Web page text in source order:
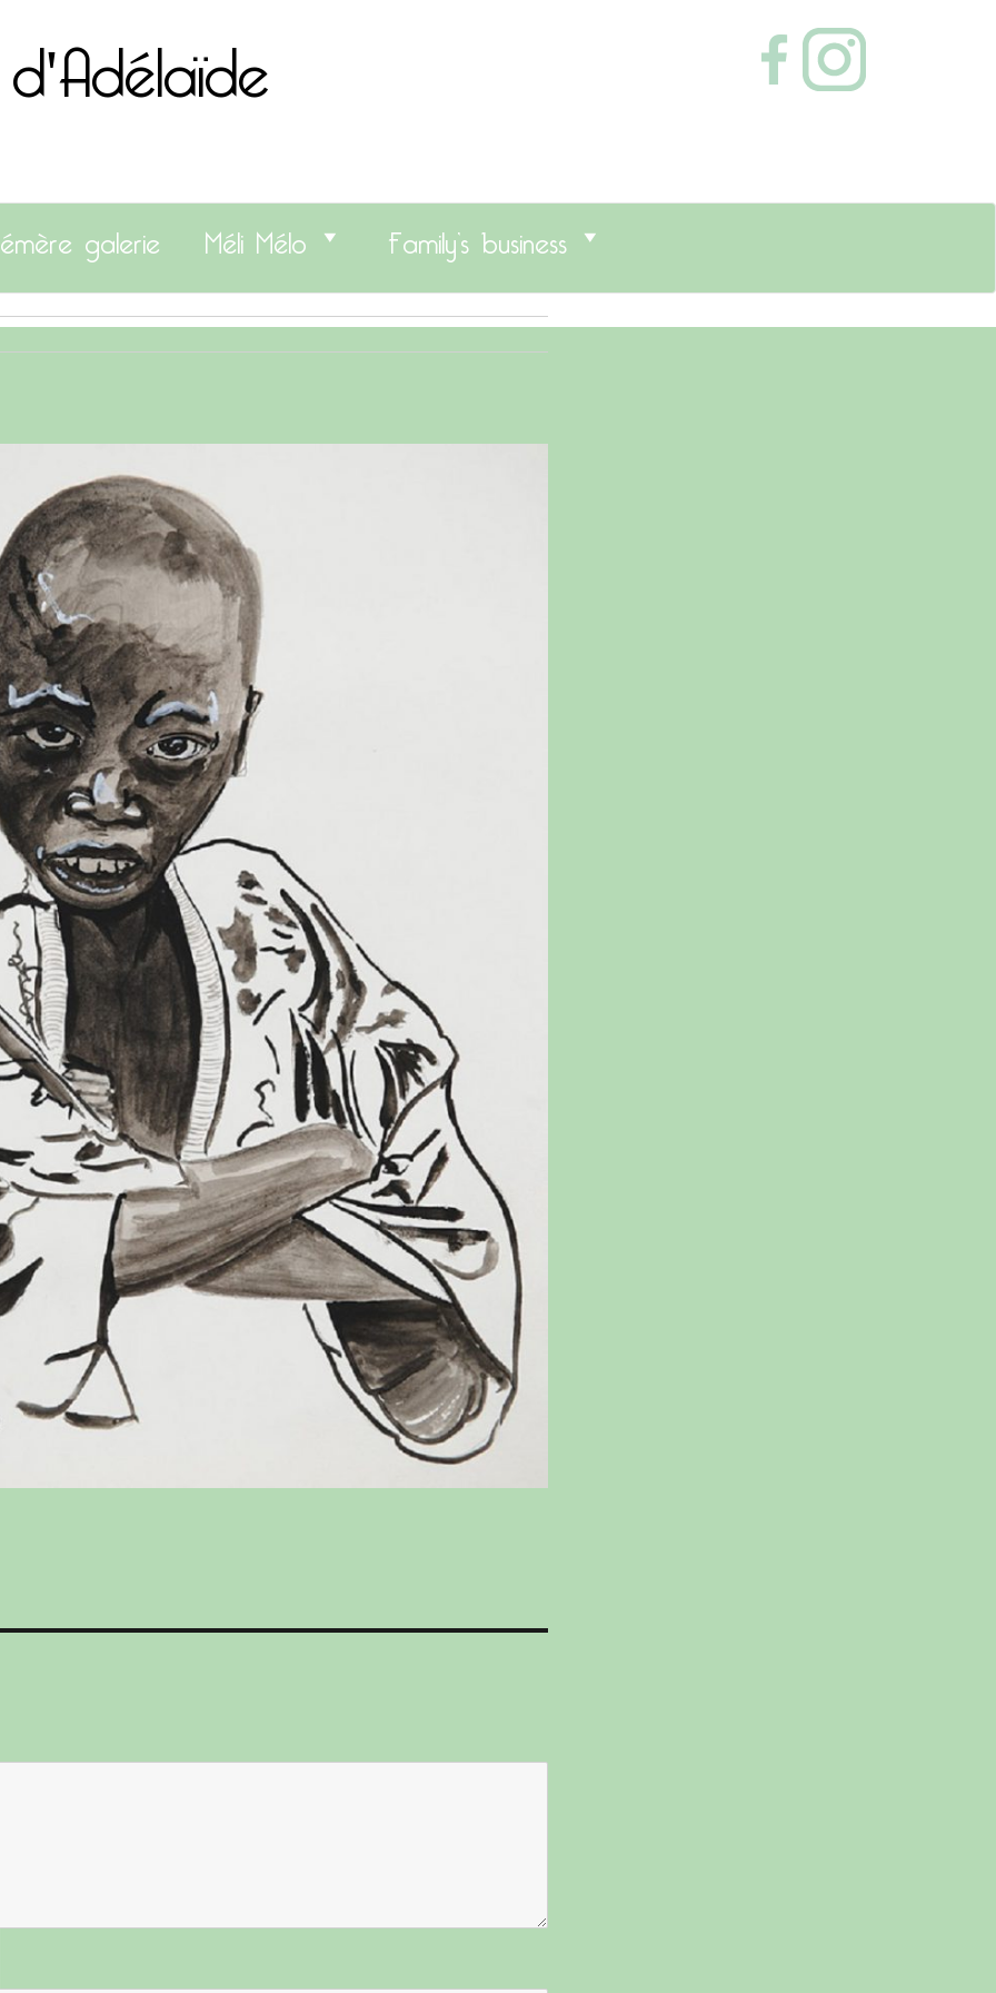
galerie Méli Mélo Family’s business